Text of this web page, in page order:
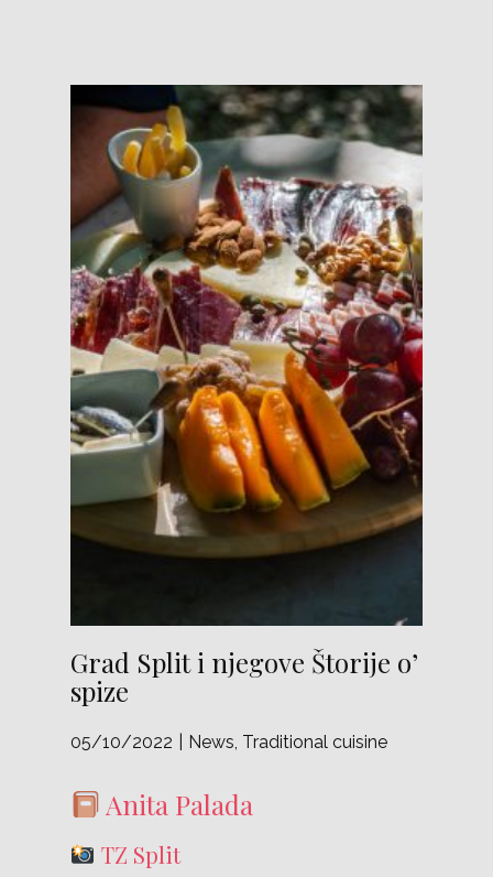
Grad Split i njegove Štorije o’
spize
05/10/2022 News, Traditional cuisine
Anita Palada
TZ Split